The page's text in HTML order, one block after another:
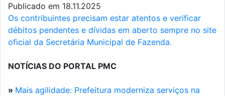
Publicado em 18.11.2025
Os contribuintes precisam estar atentos e verificar
débitos pendentes e dívidas em aberto sempre no site
oficial da Secretária Municipal de Fazenda.
NOTÍCIAS DO PORTAL PMC
» Mais agilidade: Prefeitura moderniza serviços na